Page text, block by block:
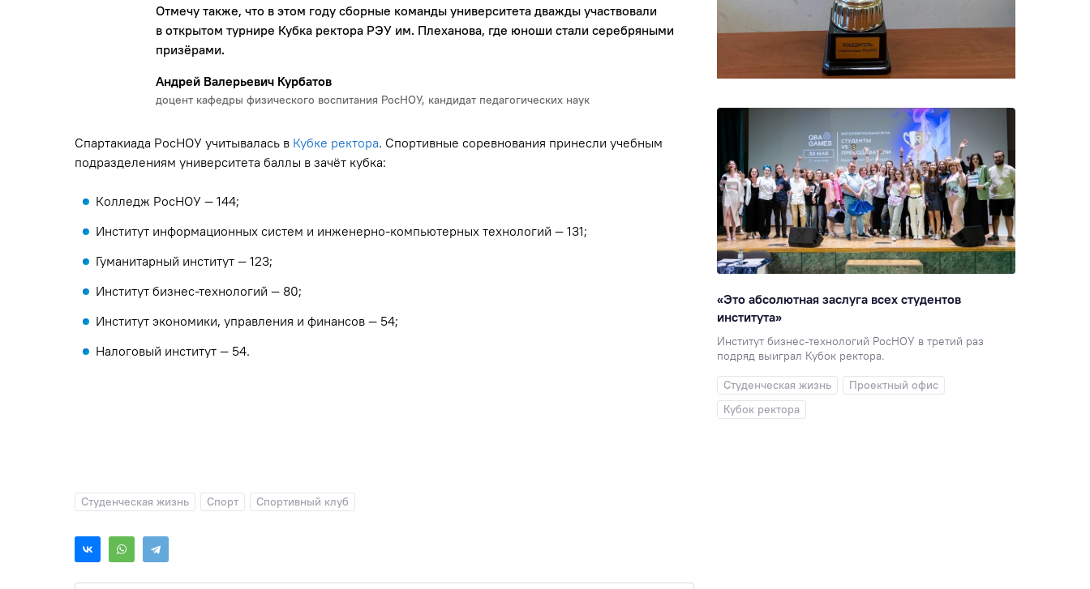
Отмечу также, что в этом году сборные команды университета дважды участвовали
в открытом турнире Кубка ректора РЭУ им. Плеханова, где юноши стали серебряными
призёрами.
Андрей Валерьевич Курбатов
доцент кафедры физического воспитания РосНОУ, кандидат педагогических наук
Спартакиада РосНОУ учитывалась в Кубке ректора. Спортивные соревнования принесли учебным
подразделениям университета баллы в зачёт кубка:
Колледж РосНОУ — 144;
Институт информационных систем и инженерно-компьютерных технологий — 131;
Гуманитарный институт — 123;
Институт бизнес-технологий — 80;
Институт экономики, управления и финансов — 54;
Налоговый институт — 54.
«Это абсолютная заслуга всех студентов
института»
Институт бизнес-технологий РосНОУ в третий раз
подряд выиграл Кубок ректора.
Студенческая жизнь
Проектный офис
Кубок ректора
Студенческая жизнь Спорт Спортивный клуб